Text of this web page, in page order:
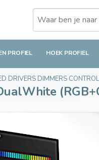
PROFIEL HOEK PROFIEL
DualWhite (RGB+CT)
DRIVERS DIMMERS